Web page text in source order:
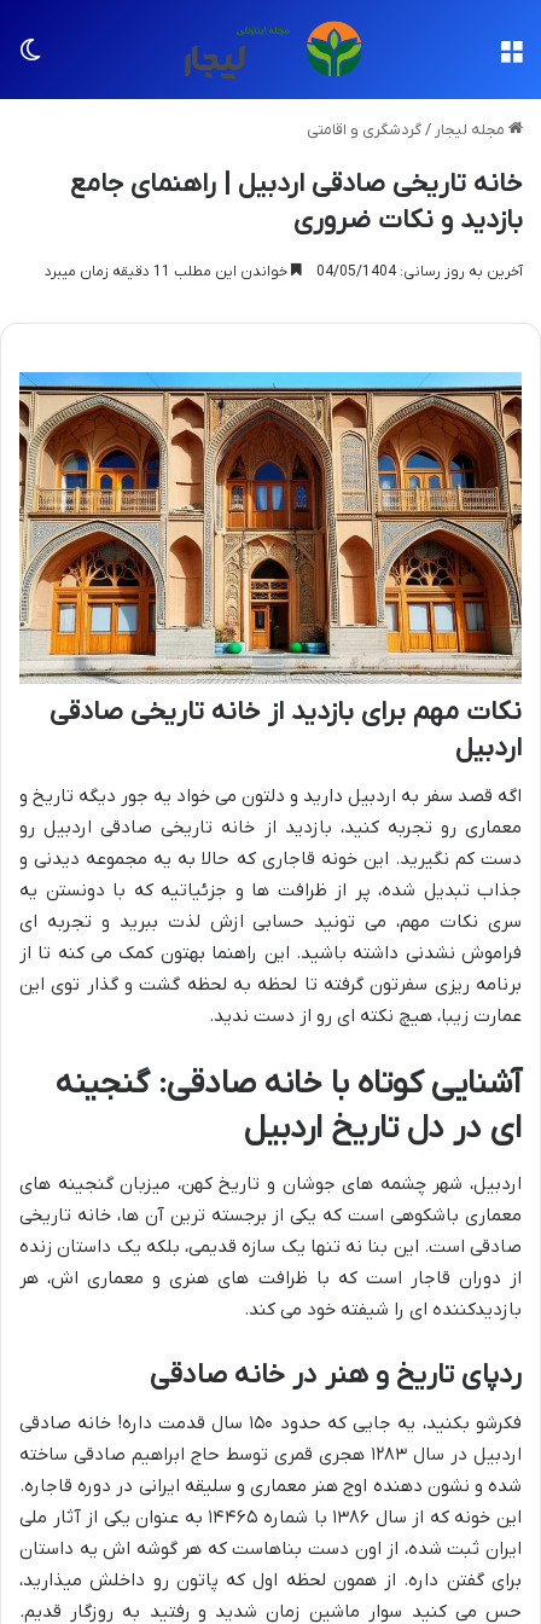
مجله لیجار /گردشگری و اقامتی
خانه تاریخی صادقی اردبیل | راهنمای جامع
بازدید و نکات ضروری
آخرین به روز رسانی: 04/05/1404 خواندن این مطلب 11 دقیقه زمان میبرد
نکات مهم برای بازدید از خانه تاریخی صادقی
اردبیل
اگه قصد سفر به اردبیل دارید و دلتون می خواد یه جور دیگه تاریخ و
معماری رو تجربه کنید، بازدید از خانه تاریخی صادقی اردبیل رو
دست کم نگیرید. این خونه قاجاری که حالا به یه مجموعه دیدنی و
جذاب تبدیل شده، پر از ظرافت ها و جزئیاتیه که با دونستن یه
سری نکات مهم، می تونید حسابی ازش لذت ببرید و تجربه ای
فراموش نشدنی داشته باشید. این راهنما بهتون کمک می کنه تا از
برنامه ریزی سفرتون گرفته تا لحظه به لحظه گشت و گذار توی این
عمارت زیبا، هیچ نکته ای رو از دست ندید.
آشنایی کوتاه با خانه صادقی: گنجینه
ای در دل تاریخ اردبیل
اردبیل، شهر چشمه های جوشان و تاریخ کهن، میزبان گنجینه های
معماری باشکوهی است که یکی از برجسته ترین آن ها، خانه تاریخی
صادقی است. این بنا نه تنها یک سازه قدیمی، بلکه یک داستان زنده
از دوران قاجار است که با ظرافت های هنری و معماری اش، هر
بازدیدکننده ای را شیفته خود می کند.
ردپای تاریخ و هنر در خانه صادقی
فکرشو بکنید، یه جایی که حدود ۱۵۰ سال قدمت داره! خانه صادقی
اردبیل در سال ۱۲۸۳ هجری قمری توسط حاج ابراهیم صادقی ساخته
شده و نشون دهنده اوج هنر معماری و سلیقه ایرانی در دوره قاجاره.
این خونه که از سال ۱۳۸۶ با شماره ۱۴۴۶۵ به عنوان یکی از آثار ملی
ایران ثبت شده، از اون دست بناهاست که هر گوشه اش یه داستان
برای گفتن داره. از همون لحظه اول که پاتون رو داخلش میذارید،
حس می کنید سوار ماشین زمان شدید و رفتید به روزگار قدیم.